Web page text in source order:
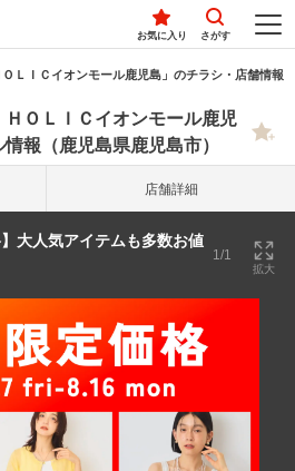
お気に入り さがす
ＬＩＣイオンモール鹿児島」のチラシ・店舗情報
ＯＬＩＣイオンモール鹿児
報（鹿児島県鹿児島市）
店舗詳細
大人気アイテムも多数お値
1/1
拡大